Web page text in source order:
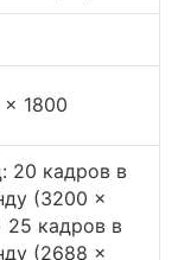
1800
20 кадров в
(3200 ×
25 кадров в
(2688 ×